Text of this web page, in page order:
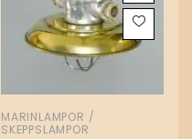
MARINLAMPOR /
SKEPPSLAMPOR